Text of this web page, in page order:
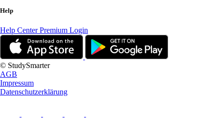
Help
Help CenterPremium Login
© StudySmarter
AGB
Impressum
Datenschutzerklärung